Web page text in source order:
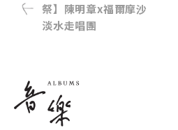
祭】陳明章x福爾摩沙
淡水走唱團